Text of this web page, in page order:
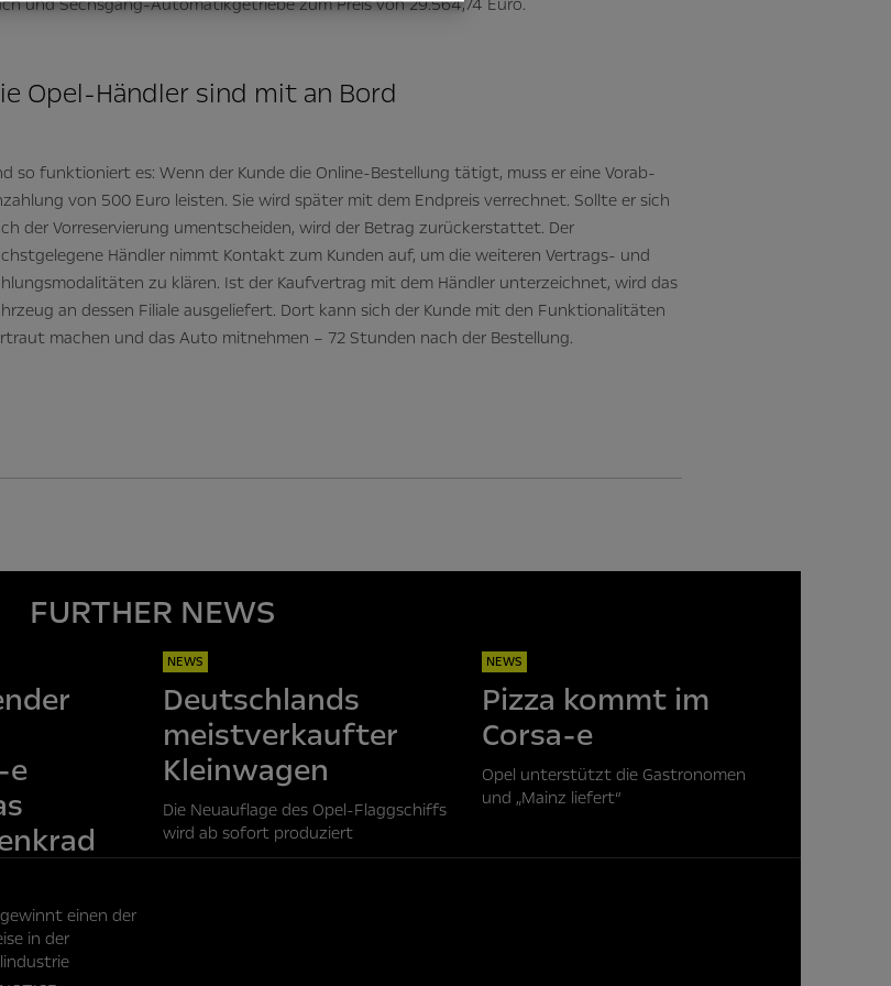
Opel-Händler sind mit an Bord
so funktioniert es: Wenn der Kunde die Online-Bestellung tätigt, muss er eine Vorab-
von 500 Euro leisten. Sie wird später mit dem Endpreis verrechnet. Sollte er sich
der Vorreservierung umentscheiden, wird der Betrag zurückerstattet. Der
Händler nimmt Kontakt zum Kunden auf, um die weiteren Vertrags- und
zu klären. Ist der Kaufvertrag mit dem Händler unterzeichnet, wird das
an dessen Filiale ausgeliefert. Dort kann sich der Kunde mit den Funktionalitäten
machen und das Auto mitnehmen – 72 Stunden nach der Bestellung.
FURTHER NEWS
e
einen der
in der
NEWS
Deutschlands
meistverkaufter
Kleinwagen
Die Neuauflage des Opel-Flaggschiffs
wird ab sofort produziert
NEWS
Pizza kommt im
Corsa-e
Opel unterstützt die Gastronomen
und „Mainz liefert“